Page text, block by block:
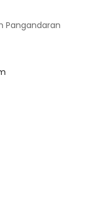
Pangandaran